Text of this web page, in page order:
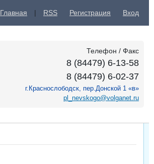
Главная | RSS Регистрация Вход
Телефон / Факс
8 (84479) 6-13-58
8 (84479) 6-02-37
г.Краснослободск, пер.Донской 1 «в»
pl_nevskogo@volganet.ru